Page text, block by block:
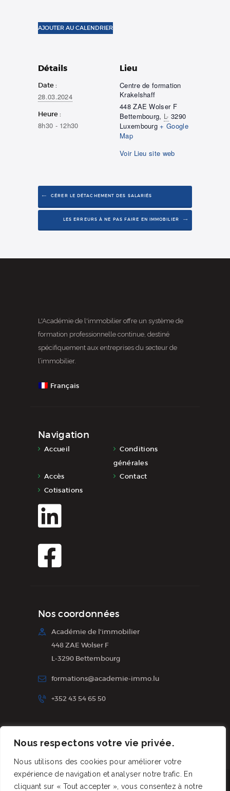
Nous respectons votre vie privée.
Nous utilisons des cookies pour améliorer votre
expérience de navigation et analyser notre trafic. En
cliquant sur « Tout accepter », vous consentez à notre
AJOUTER AU CALENDRIER
Détails
Date :
28.03.2024
Heure :
8h30 - 12h30
Lieu
Centre de formation
Krakelshaff
448 ZAE Wolser F
Bettembourg, L- 3290
Luxembourg + Google
Map
Voir Lieu site web
GÉRER LE DÉTACHEMENT DES SALARIÉS
LES ERREURS À NE PAS FAIRE EN IMMOBILIER
L'Académie de l'immobilier offre un système de
formation professionnelle continue, destiné
spécifiquement aux entreprises du secteur de
l’immobilier.
Français
Navigation
Accueil
Conditions
générales
Accès
Contact
Cotisations
Nos coordonnées
Académie de l'immobilier
448 ZAE Wolser F
L-3290 Bettembourg
formations@academie-immo.lu
+352 43 54 65 50
2025©Académie de l'immobilier.All rights